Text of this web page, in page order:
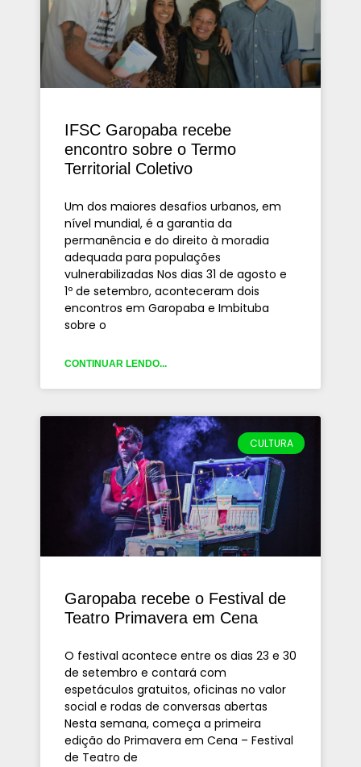
IFSC Garopaba recebe
encontro sobre o Termo
Territorial Coletivo
Um dos maiores desafios urbanos, em
nível mundial, é a garantia da
permanência e do direito à moradia
adequada para populações
vulnerabilizadas Nos dias 31 de agosto e
1º de setembro, aconteceram dois
encontros em Garopaba e Imbituba
sobre o
CONTINUAR LENDO...
CULTURA
Garopaba recebe o Festival de
Teatro Primavera em Cena
O festival acontece entre os dias 23 e 30
de setembro e contará com
espetáculos gratuitos, oficinas no valor
social e rodas de conversas abertas
Nesta semana, começa a primeira
edição do Primavera em Cena – Festival
de Teatro de